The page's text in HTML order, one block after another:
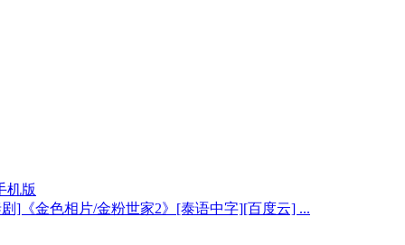
机版
]《金色相片/金粉世家2》[泰语中字][百度云] ...